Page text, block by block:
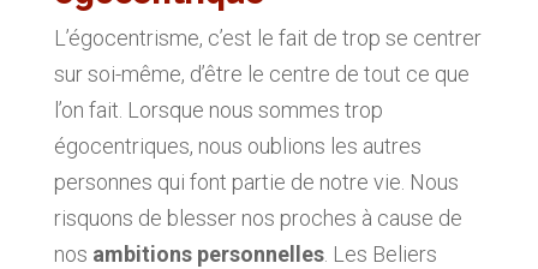
L’égocentrisme, c’est le fait de trop se centrer
sur soi-même, d’être le centre de tout ce que
l’on fait. Lorsque nous sommes trop
égocentriques, nous oublions les autres
personnes qui font partie de notre vie. Nous
risquons de blesser nos proches à cause de
nos ambitions personnelles. Les Beliers